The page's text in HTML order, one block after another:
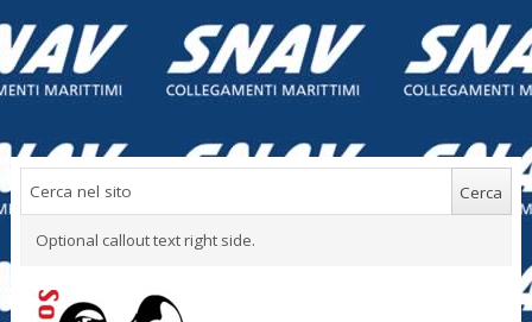
Optional callout text right side.